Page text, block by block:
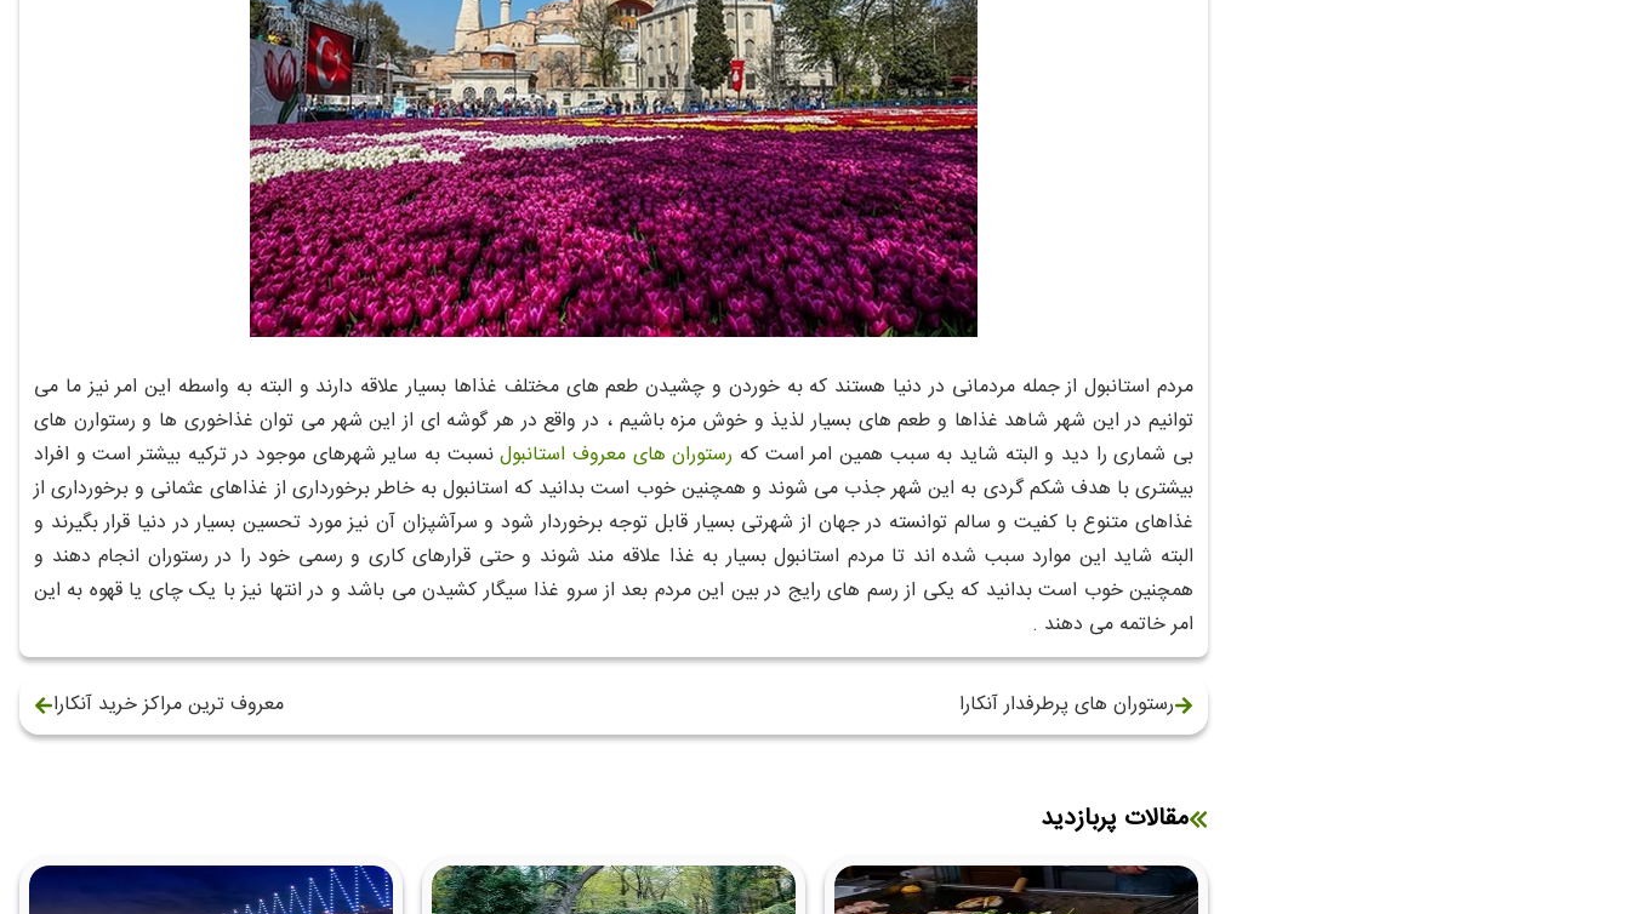
مردم استانبول از جمله مردمانی در دنیا هستند که به خوردن و چشیدن طعم های مختلف غذاها بسیار علاقه دارند و البته به واسطه این امر نیز ما می
توانیم در این شهر شاهد غذاها و طعم های بسیار لذیذ و خوش مزه باشیم ، در واقع در هر گوشه ای از این شهر می توان غذاخوری ها و رستوارن های
بی شماری را دید و البته شاید به سبب همین امر است که رستوران های معروف استانبولنسبت به سایر شهرهای موجود در ترکیه بیشتر است و افراد
بیشتری با هدف شکم گردی به این شهر جذب می شوند و همچنین خوب است بدانید که استانبول به خاطر برخورداری از غذاهای عثمانی و برخورداری از
غذاهای متنوع با کفیت و سالم توانسته در جهان از شهرتی بسیار قابل توجه برخوردار شود و سرآشپزان آن نیز مورد تحسین بسیار در دنیا قرار بگیرند و
البته شاید این موارد سبب شده اند تا مردم استانبول بسیار به غذا علاقه مند شوند و حتی قرارهای کاری و رسمی خود را در رستوران انجام دهند و
همچنین خوب است بدانید که یکی از رسم های رایج در بین این مردم بعد از سرو غذا سیگار کشیدن می باشد و در انتها نیز با یک چای یا قهوه به این
امر خاتمه می دهند .
رستوران های پرطرفدار آنکارا معروف ترین مراکز خرید آنکارا
مقالات پربازدید